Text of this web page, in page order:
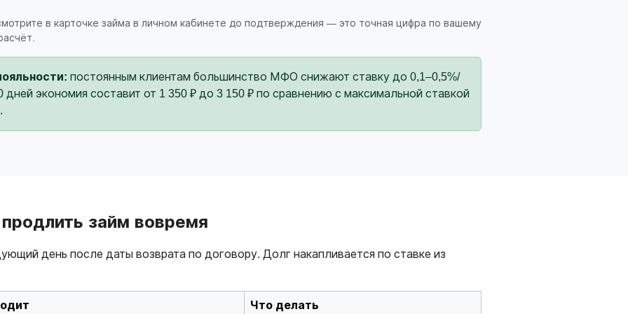
в карточке займа в личном кабинете до подтверждения — это точная цифра по вашему
постоянным клиентам большинство МФО снижают ставку до 0,1–0,5%/
дней экономия составит от 1 350 ₽ до 3 150 ₽ по сравнению с максимальной ставкой
займ вовремя
день после даты возврата по договору. Долг накапливается по ставке из
Что делать